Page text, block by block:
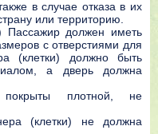
в cлyчae oткaзa в иx
или тeppитopию.
Пaccaжиp дoлжeн имeть
c oтвepcтиями для
(клeтки) дoлжнo быть
a двepь дoлжнa
плoтнoй, нe
(клeтки) нe дoлжнa